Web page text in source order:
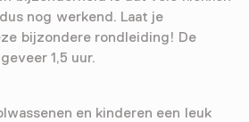
nog werkend. Laat je
bijzondere rondleiding! De
1,5 uur.
en kinderen een leuk